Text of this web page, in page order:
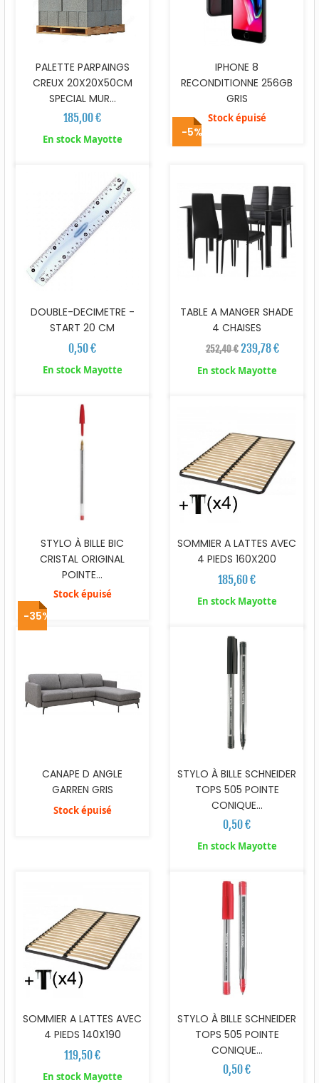
PALETTE PARPAINGS
CREUX 20X20X50CM
SPECIAL MUR...
185,00 €
En stock Mayotte
IPHONE 8
RECONDITIONNE 256GB
GRIS
Stock épuisé
DOUBLE-DECIMETRE -
START 20 CM
0,50 €
En stock Mayotte
-5%
TABLE A MANGER SHADE
4 CHAISES
252,40 € 239,78 €
En stock Mayotte
STYLO À BILLE BIC
CRISTAL ORIGINAL
POINTE...
Stock épuisé
SOMMIER A LATTES AVEC
4 PIEDS 160X200
185,60 €
En stock Mayotte
-35%
CANAPE D ANGLE
GARREN GRIS
Stock épuisé
STYLO À BILLE SCHNEIDER
TOPS 505 POINTE
CONIQUE...
0,50 €
En stock Mayotte
SOMMIER A LATTES AVEC
4 PIEDS 140X190
119,50 €
En stock Mayotte
STYLO À BILLE SCHNEIDER
TOPS 505 POINTE
CONIQUE...
0,50 €